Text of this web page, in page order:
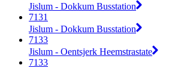
Jislum - Dokkum Busstation
7131
Jislum - Dokkum Busstation
7133
Jislum - Oentsjerk Heemstrastate
7133